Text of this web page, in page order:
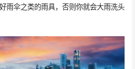
雨伞之类的雨具，否则你就会大雨洗头